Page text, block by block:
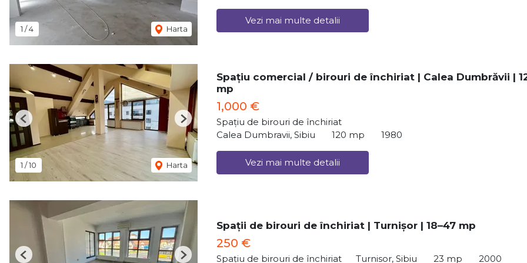
1 /4 Harta
Vezi mai multe detalii
1 /10 Harta
Previous Next
Spațiu comercial / birouri de închiriat | Calea Dumbrăvii |
mp
1,000 €
Spațiu de birouri de închiriat
Calea Dumbravii, Sibiu
120 mp 1980
Vezi mai multe detalii
Previous Next
Spații de birouri de închiriat | Turnișor | 18–47 mp
250 €
Spațiu de birouri de închiriat Turnisor, Sibiu 23 mp 2000